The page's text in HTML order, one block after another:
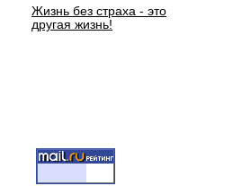
Жизнь без страха - это
другая жизнь!